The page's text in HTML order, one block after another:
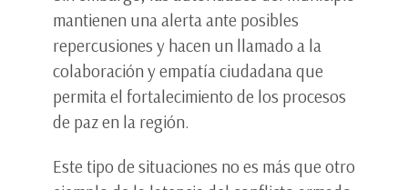
mantienen una alerta ante posibles
repercusiones y hacen un llamado a la
colaboración y empatía ciudadana que
permita el fortalecimiento de los procesos
de paz en la región.
Este tipo de situaciones no es más que otro